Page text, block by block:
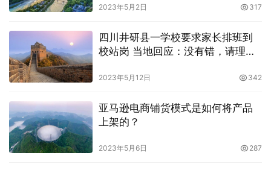
2023年5月2日 317
四川井研县一学校要求家长排班到
校站岗 当地回应：没有错，请理解
2023年5月12日 342
亚马逊电商铺货模式是如何将产品
上架的？
2023年5月6日 287